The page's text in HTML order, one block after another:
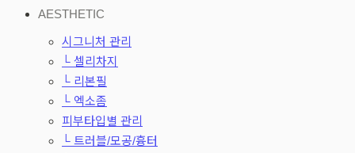
AESTHETIC
시그니처 관리
└ 셀리차지
└ 리본필
└ 엑소좀
피부타입별 관리
└ 트러블/모공/흉터